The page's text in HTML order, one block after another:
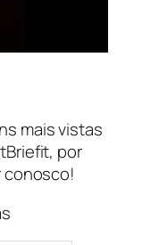
mais vistas
por
conosco!